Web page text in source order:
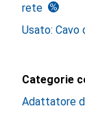
rete
Usato: Cavo
Categorie
Adattatore